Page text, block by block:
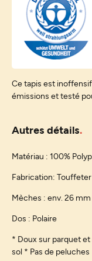
Ce tapis est
émissions et testé
Autres détails
Matériau : 100%
Fabrication:
Mèches : env. 26
Dos : Polaire
* Doux sur parquet
sol * Pas de peluches